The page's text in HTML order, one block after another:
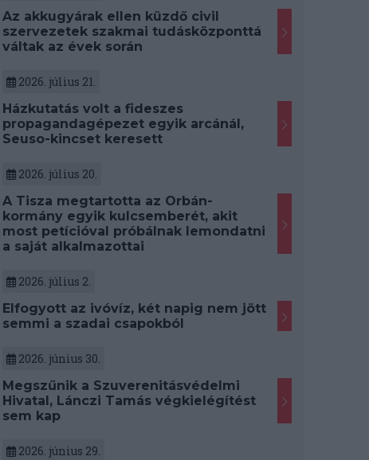
Az akkugyárak ellen küzdő civil
szervezetek szakmai tudásközponttá
váltak az évek során
2026. július 21.
Házkutatás volt a fideszes
propagandagépezet egyik arcánál,
Seuso-kincset keresett
2026. július 20.
A Tisza megtartotta az Orbán-
kormány egyik kulcsemberét, akit
most petícióval próbálnak lemondatni
a saját alkalmazottai
2026. július 2.
Elfogyott az ivóvíz, két napig nem jött
semmi a szadai csapokból
2026. június 30.
Megszűnik a Szuverenitásvédelmi
Hivatal, Lánczi Tamás végkielégítést
sem kap
2026. június 29.